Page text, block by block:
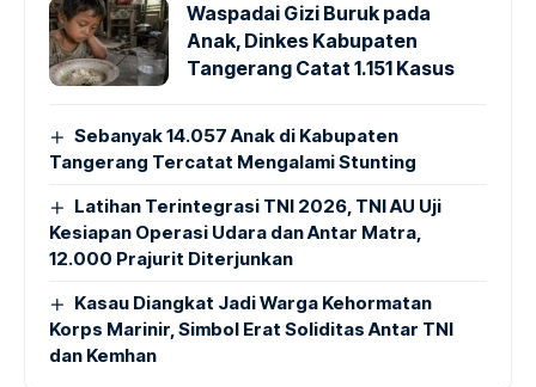
Waspadai Gizi Buruk pada
Anak, Dinkes Kabupaten
Tangerang Catat 1.151 Kasus
Sebanyak 14.057 Anak di Kabupaten
Tangerang Tercatat Mengalami Stunting
Latihan Terintegrasi TNI 2026, TNI AU Uji
Kesiapan Operasi Udara dan Antar Matra,
12.000 Prajurit Diterjunkan
Kasau Diangkat Jadi Warga Kehormatan
Korps Marinir, Simbol Erat Soliditas Antar TNI
dan Kemhan